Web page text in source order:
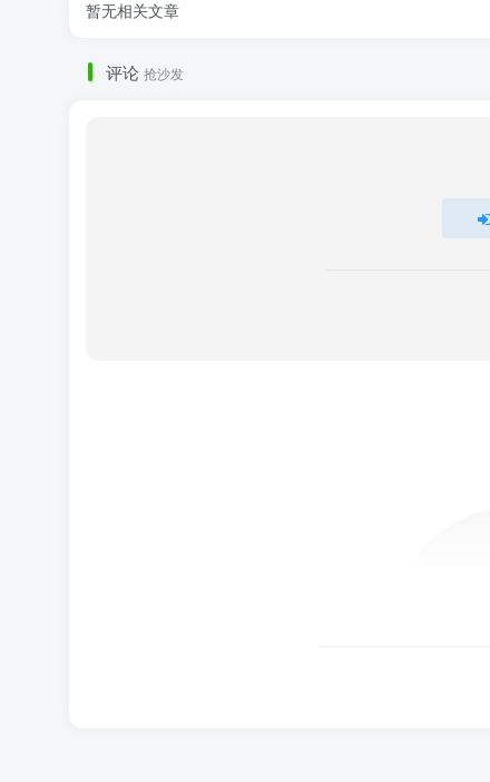
暂无相关文章
评论 抢沙发